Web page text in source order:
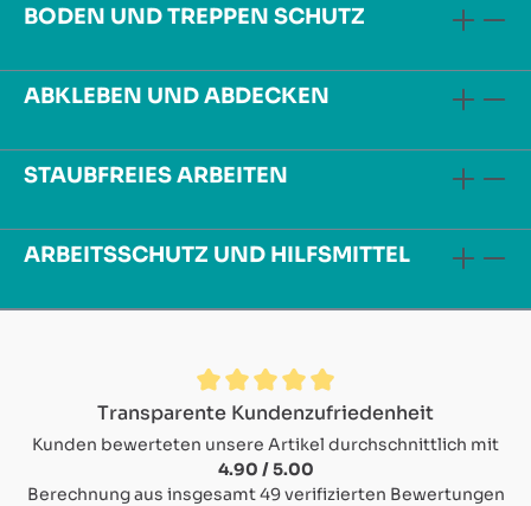
BODEN UND TREPPEN SCHUTZ
ABKLEBEN UND ABDECKEN
STAUBFREIES ARBEITEN
ARBEITSSCHUTZ UND HILFSMITTEL
Durchschnittliche Bewertung von 4.9 von 5 Sternen
Transparente Kundenzufriedenheit
Kunden bewerteten unsere Artikel durchschnittlich mit
4.90 / 5.00
Berechnung aus insgesamt 49 verifizierten Bewertungen